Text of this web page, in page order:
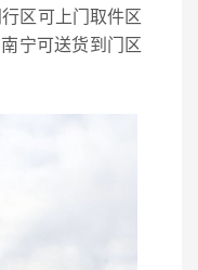
区可上门取件区
宁可送货到门区